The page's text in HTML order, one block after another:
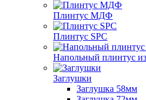
Плинтус МДФ
Плинтус SPC
Напольный плинтус
Заглушки
Заглушка 58мм